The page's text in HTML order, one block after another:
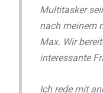
Multitasker
nach meinem
Max. Wir
interessante
Ich rede mit